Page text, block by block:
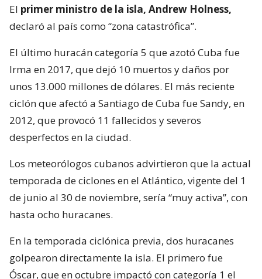
El primer ministro de la isla, Andrew Holness,
declaró al país como “zona catastrófica”.
El último huracán categoría 5 que azotó Cuba fue
Irma en 2017, que dejó 10 muertos y daños por
unos 13.000 millones de dólares. El más reciente
ciclón que afectó a Santiago de Cuba fue Sandy, en
2012, que provocó 11 fallecidos y severos
desperfectos en la ciudad.
Los meteorólogos cubanos advirtieron que la actual
temporada de ciclones en el Atlántico, vigente del 1
de junio al 30 de noviembre, sería “muy activa”, con
hasta ocho huracanes.
En la temporada ciclónica previa, dos huracanes
golpearon directamente la isla. El primero fue
Óscar, que en octubre impactó con categoría 1 el